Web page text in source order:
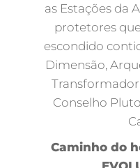
as Estações da
protetores
escondido
Dimensão,
Transformador
Conselho
Caminho do